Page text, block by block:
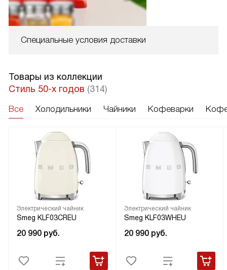
Специальные условия доставки
Товары из коллекции
Стиль 50-х годов (314)
Все Холодильники Чайники Кофеварки
Электрический чайник
Smeg KLF03CREU
20 990 руб.
Электрический чайник
Smeg KLF03WHEU
20 990 руб.